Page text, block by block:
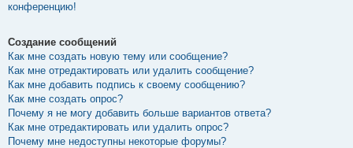
конференцию!
Создание сообщений
Как мне создать новую тему или сообщение?
Как мне отредактировать или удалить сообщение?
Как мне добавить подпись к своему сообщению?
Как мне создать опрос?
Почему я не могу добавить больше вариантов ответа?
Как мне отредактировать или удалить опрос?
Почему мне недоступны некоторые форумы?